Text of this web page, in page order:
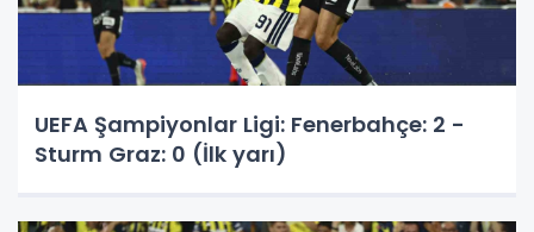
UEFA Şampiyonlar Ligi: Fenerbahçe: 2 -
Sturm Graz: 0 (İlk yarı)